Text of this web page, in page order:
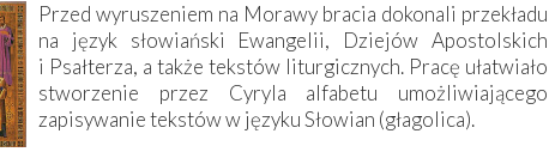
Przed wyruszeniem na Morawy bracia dokonali przekładu
na język słowiański Ewangelii, Dziejów Apostolskich
i Psałterza, a także tekstów liturgicznych. Pracę ułatwiało
stworzenie przez Cyryla alfabetu umożliwiającego
zapisywanie tekstów w języku Słowian (głagolica).